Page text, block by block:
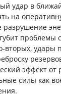
удар в
на
проблемы
вторых, удары
эффект
силы как